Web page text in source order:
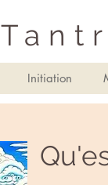
Initiation